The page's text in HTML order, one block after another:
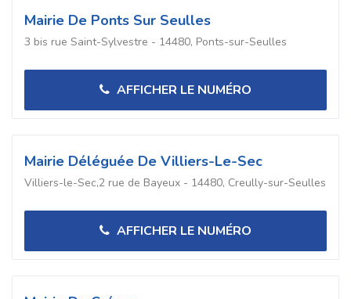
Mairie De Ponts Sur Seulles
3 bis rue Saint-Sylvestre - 14480, Ponts-sur-Seulles
AFFICHER LE NUMÉRO
Mairie Déléguée De Villiers-Le-Sec
Villiers-le-Sec,2 rue de Bayeux - 14480, Creully-sur-Seulles
AFFICHER LE NUMÉRO